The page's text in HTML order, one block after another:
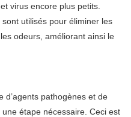
virus encore plus petits.
utilisés pour éliminer les
odeurs, améliorant ainsi le
d’agents pathogènes et de
étape nécessaire. Ceci est